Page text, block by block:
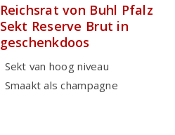
Reichsrat von Buhl Pfalz
Sekt Reserve Brut in
geschenkdoos
Sekt van hoog niveau
Smaakt als champagne